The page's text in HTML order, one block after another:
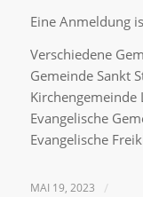
Eine Anmeldung
Verschiedene
Gemeinde Sankt
Kirchengemeinde
Evangelische
Evangelische
MAI 19, 2023 /